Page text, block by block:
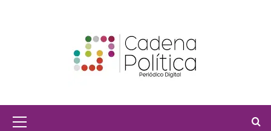
principal